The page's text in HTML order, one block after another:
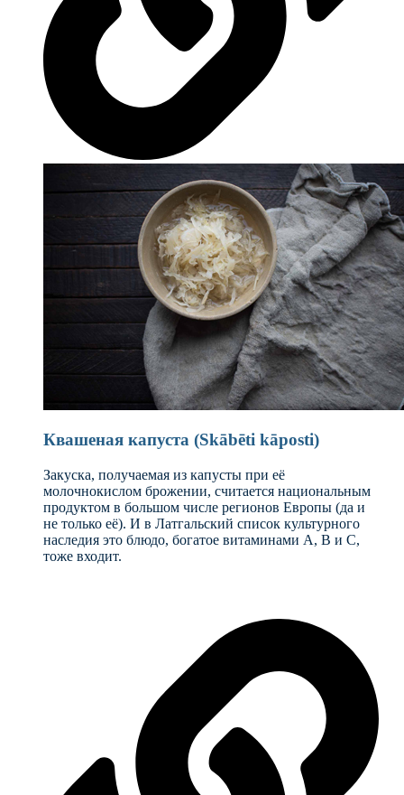
Квашеная капуста (Skābēti kāposti)
Закуска, получаемая из капусты при её
молочнокислом брожении, считается национальным
продуктом в большом числе регионов Европы (да и
не только её). И в Латгальский список культурного
наследия это блюдо, богатое витаминами A, B и C,
тоже входит.